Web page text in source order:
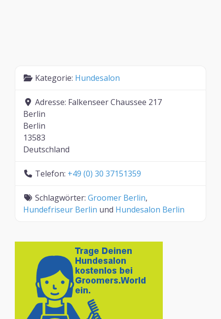
Kategorie: Hundesalon
Adresse: Falkenseer Chaussee 217
Berlin
Berlin
13583
Deutschland
Telefon: +49 (0) 30 37151359
Schlagwörter: Groomer Berlin,
Hundefriseur Berlin und Hundesalon Berlin